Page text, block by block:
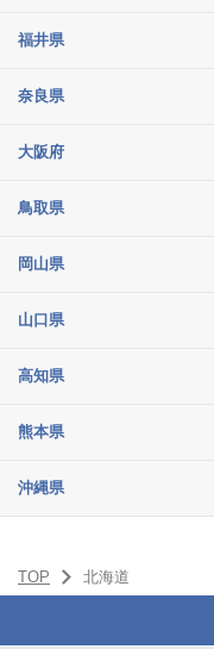
福井県
奈良県
大阪府
鳥取県
岡山県
山口県
高知県
熊本県
沖縄県
TOP 北海道
会
登